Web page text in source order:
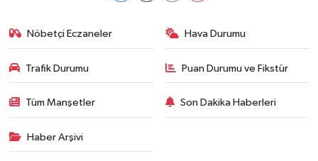
Nöbetçi Eczaneler Hava Durumu
Trafik Durumu Puan Durumu ve Fikstür
Tüm Manşetler Son Dakika Haberleri
Haber Arşivi